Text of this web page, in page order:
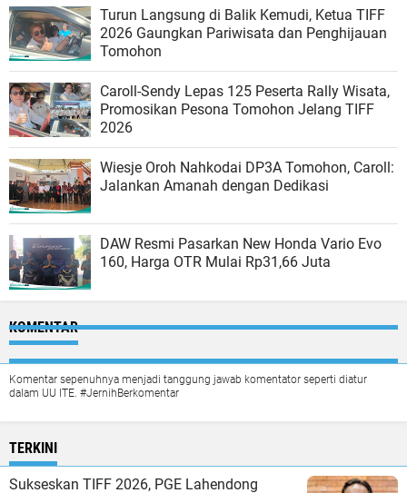
Turun Langsung di Balik Kemudi, Ketua TIFF
2026 Gaungkan Pariwisata dan Penghijauan
Tomohon
Caroll-Sendy Lepas 125 Peserta Rally Wisata,
Promosikan Pesona Tomohon Jelang TIFF
2026
Wiesje Oroh Nahkodai DP3A Tomohon, Caroll:
Jalankan Amanah dengan Dedikasi
DAW Resmi Pasarkan New Honda Vario Evo
160, Harga OTR Mulai Rp31,66 Juta
KOMENTAR
Komentar sepenuhnya menjadi tanggung jawab komentator seperti diatur
dalam UU ITE. #JernihBerkomentar
TERKINI
Sukseskan TIFF 2026, PGE Lahendong